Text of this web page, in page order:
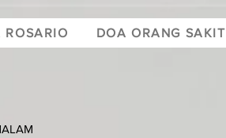
ROSARIO DOA ORANG SAKIT